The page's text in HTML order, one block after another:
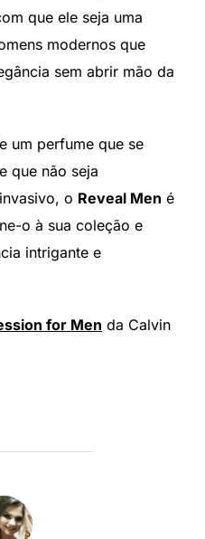
que ele seja uma
modernos que
sem abrir mão da
um perfume que se
que não seja
o Reveal Men é
o à sua coleção e
intrigante e
for Men da Calvin
POST